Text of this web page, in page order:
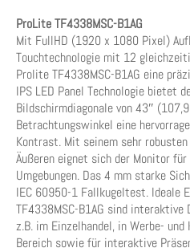
ProLite TF4338MSC-B1AG
Mit FullHD (1920 x 1080 Pixel)
Touchtechnologie mit 12
Prolite TF4338MSC-B1AG eine
IPS LED Panel Technologie bietet
Bildschirmdiagonale von 43″
Betrachtungswinkel eine
Kontrast. Mit seinem sehr robusten
Äußeren eignet sich der Monitor
Umgebungen. Das 4 mm starke
IEC 60950-1 Fallkugeltest. Ideale
TF4338MSC-B1AG sind interaktive
z.B. im Einzelhandel, in Werbe-
Bereich sowie für interaktive